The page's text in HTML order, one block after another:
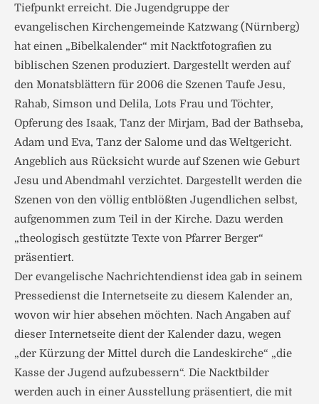
Tiefpunkt erreicht. Die Jugendgruppe der
evangelischen Kirchengemeinde Katzwang (Nürnberg)
hat einen „Bibelkalender“ mit Nacktfotografien zu
biblischen Szenen produziert. Dargestellt werden auf
den Monatsblättern für 2006 die Szenen Taufe Jesu,
Rahab, Simson und Delila, Lots Frau und Töchter,
Opferung des Isaak, Tanz der Mirjam, Bad der Bathseba,
Adam und Eva, Tanz der Salome und das Weltgericht.
Angeblich aus Rücksicht wurde auf Szenen wie Geburt
Jesu und Abendmahl verzichtet. Dargestellt werden die
Szenen von den völlig entblößten Jugendlichen selbst,
aufgenommen zum Teil in der Kirche. Dazu werden
„theologisch gestützte Texte von Pfarrer Berger“
präsentiert.
Der evangelische Nachrichtendienst idea gab in seinem
Pressedienst die Internetseite zu diesem Kalender an,
wovon wir hier absehen möchten. Nach Angaben auf
dieser Internetseite dient der Kalender dazu, wegen
„der Kürzung der Mittel durch die Landeskirche“ „die
Kasse der Jugend aufzubessern“. Die Nacktbilder
werden auch in einer Ausstellung präsentiert, die mit